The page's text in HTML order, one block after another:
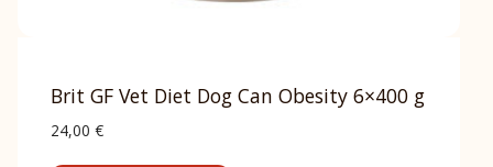
Brit GF Vet Diet Dog Can Obesity 6×400 g
24,00 €